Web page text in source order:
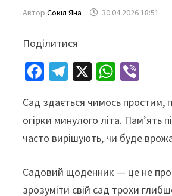
АвторСокіл Яна 30.04.2026 18:51
Поділитися
Fa
b
o
o
k
Te
gr
a
m
X
W
at
sA
p
p
er
Сад здається чимось простим,
огірки минулого літа. Пам’ять
часто вирішують, чи буде
Садовий щоденник — це не про
зрозуміти свій сад трохи